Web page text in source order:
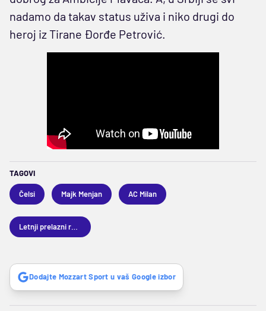
nadamo da takav status uživa i niko drugi do
heroj iz Tirane Đorđe Petrović.
TAGOVI
Čelsi Majk Menjan AC Milan
Dodajte Mozzart Sport u vaš Google izbor